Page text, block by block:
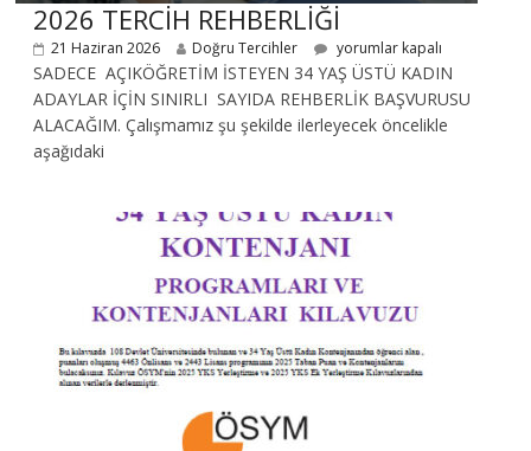
2026 TERCİH REHBERLİĞİ
21 Haziran 2026 Doğru Tercihler yorumlar kapalı
SADECE AÇIKÖĞRETİM İSTEYEN 34 YAŞ ÜSTÜ KADIN
ADAYLAR İÇİN SINIRLI SAYIDA REHBERLİK BAŞVURUSU
ALACAĞIM. Çalışmamız şu şekilde ilerleyecek öncelikle
aşağıdaki